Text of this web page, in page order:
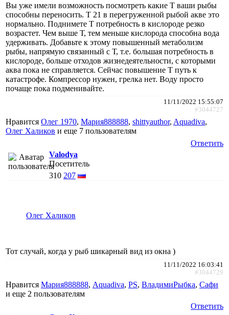
Вы уже имели возможность посмотреть какие Т ваши рыбы
способны переносить. Т 21 в перегруженной рыбой акве это
нормально. Поднимете Т потребность в кислороде резко
возрастет. Чем выше Т, тем меньше кислорода способна вода
удерживать. Добавьте к этому повышенный метаболизм
рыбы, напрямую связанный с Т, т.е. большая потребность в
кислороде, больше отходов жизнедеятельности, с которыми
аква пока не справляется. Сейчас повышение Т путь к
катастрофе. Компрессор нужен, грелка нет. Воду просто
почаще пока подменивайте.
11/11/2022 15:55:07
#3044727
Нравится Олег 1970, Мария888888, shittyauthor, Aquadiva,
Олег Халиков и еще 7 пользователям
Ответить
Valodya
Посетитель
310 207
Олег Халиков
Тот случай, когда у рыб шикарный вид из окна )
11/11/2022 16:03:41
#3044729
Нравится Мария888888, Aquadiva, PS, ВладимиРыбка, Сафи
и еще 2 пользователям
Ответить